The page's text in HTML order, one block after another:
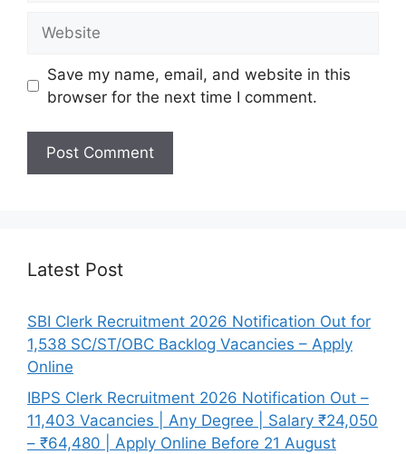
Save my name, email, and website in this
browser for the next time I comment.
Latest Post
SBI Clerk Recruitment 2026 Notification Out for
1,538 SC/ST/OBC Backlog Vacancies – Apply
Online
IBPS Clerk Recruitment 2026 Notification Out –
11,403 Vacancies | Any Degree | Salary ₹24,050
– ₹64,480 | Apply Online Before 21 August